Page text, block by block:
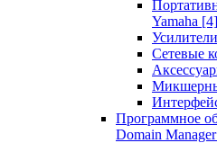
Yamaha [4]
Сетевые
Программное
Domain Manager